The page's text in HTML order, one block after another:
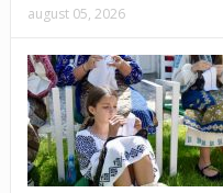
august 05, 2026